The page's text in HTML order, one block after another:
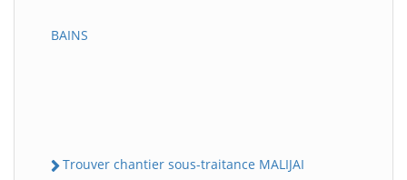
BAINS
Trouver chantier sous-traitance MALIJAI